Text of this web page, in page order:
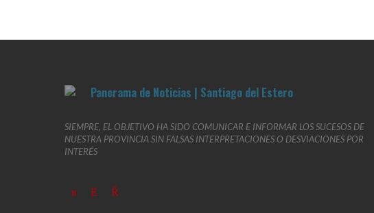
SIEMPRE, EL OBJETIVO HA SIDO COMUNICAR E INFORMAR LOS SUCESOS DE
NUESTRA PROVINCIA SIN FALSAS INTERPRETACIONES O DESVIACIONES POR
INTERÉS